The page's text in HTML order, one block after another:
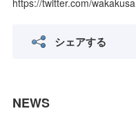
https://twitter.com/wakakusa
シェアする
NEWS